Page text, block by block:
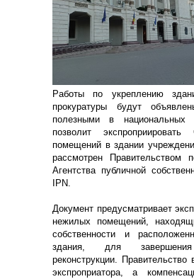
Работы по укреплению
прокуратуры будут
полезными в национальных
позволит экспроприировать
помещений в здании
рассмотрен Правительством
Агентства публичной
IPN.
Документ предусматривает
нежилых помещений,
собственности и
здания, для
реконструкции. Правительство
экспроприатора, а